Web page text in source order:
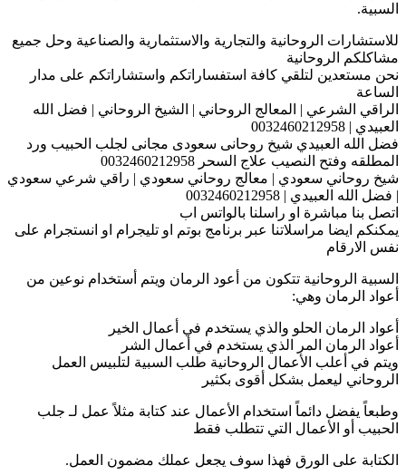
السبية.
للاستشارات الروحانية والتجارية والاستثمارية والصناعية وحل جميع
مشاكلكم الروحانية
نحن مستعدين لتلقي كافة استفساراتكم واستشاراتكم على مدار
الساعة
الراقي الشرعي | المعالج الروحاني | الشيخ الروحاني | فضل الله
العبيدي | 0032460212958
فضل الله العبيدي شيخ روحانى سعودى مجانى لجلب الحبيب ورد
المطلقه وفتح النصيب علاج السحر 0032460212958
شيخ روحاني سعودي | معالج روحاني سعودي | راقي شرعي سعودي
| فضل الله العبيدي | 0032460212958
اتصل بنا مباشرة او راسلنا بالواتس اب
يمكنكم ايضا مراسلاتنا عبر برنامج بوتم او تليجرام او انستجرام على
نفس الارقام
السبية الروحانية تتكون من أعود الرمان ويتم أستخدام نوعين من
أعواد الرمان وهي:
أعواد الرمان الحلو والذي يستخدم في أعمال الخير
أعواد الرمان المر الذي يستخدم في أعمال الشر
ويتم في أعلب الأعمال الروحانية طلب السبية لتلبيس العمل
الروحاني ليعمل بشكل أقوى بكثير
وطبعاً يفضل دائماً استخدام الأعمال عند كتابة مثلاً عمل لـ جلب
الحبيب أو الأعمال التي تتطلب فقط
الكتابة على الورق فهذا سوف يجعل عملك مضمون العمل.